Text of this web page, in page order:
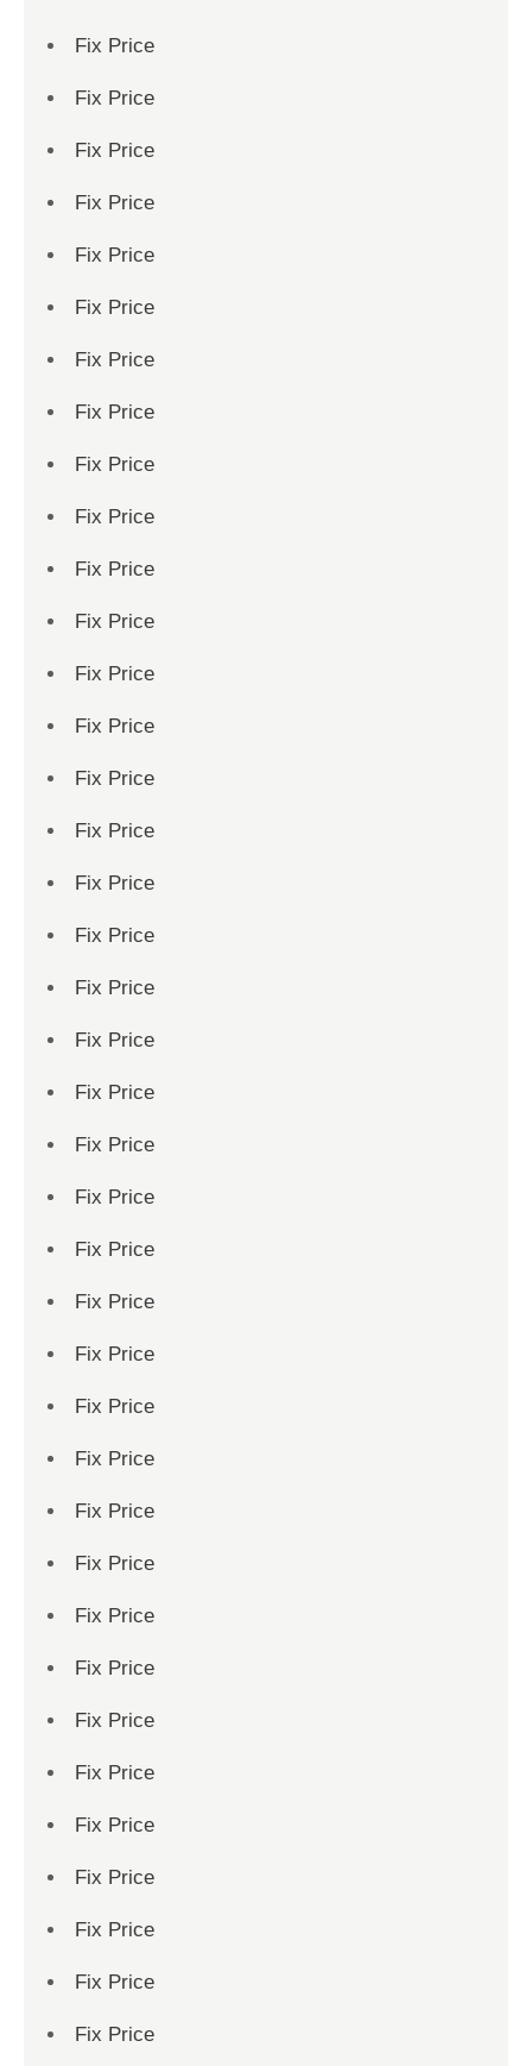
Fix Price
Fix Price
Fix Price
Fix Price
Fix Price
Fix Price
Fix Price
Fix Price
Fix Price
Fix Price
Fix Price
Fix Price
Fix Price
Fix Price
Fix Price
Fix Price
Fix Price
Fix Price
Fix Price
Fix Price
Fix Price
Fix Price
Fix Price
Fix Price
Fix Price
Fix Price
Fix Price
Fix Price
Fix Price
Fix Price
Fix Price
Fix Price
Fix Price
Fix Price
Fix Price
Fix Price
Fix Price
Fix Price
Fix Price